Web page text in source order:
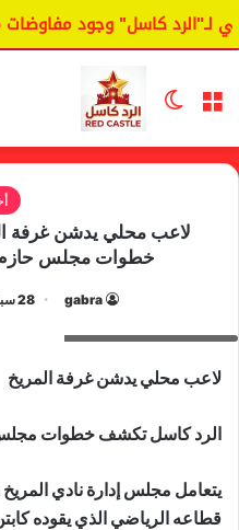
كاسل" وجود مفاوضات
القائمة الوضع المظلم
لاعب محلي يدشن غرفة
خطوات مجلس حازم
gabra 28 سبتمبر، 2021
لاعب محلي يدشن غرفة المريخ
الرد كاسل تكشف خطوات مجلس
يتعامل مجلس إدارة نادي
قطاعه الرياضي الذي يقوده